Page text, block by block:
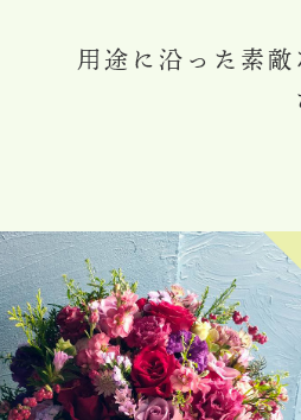
用途に沿った素